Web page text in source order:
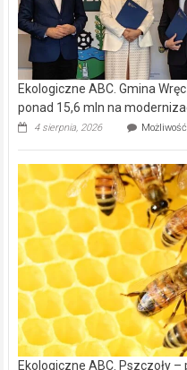
Ekologiczne ABC. Gmina
ponad 15,6 mln na
4 sierpnia, 2026
Ekologiczne ABC. Pszczoły